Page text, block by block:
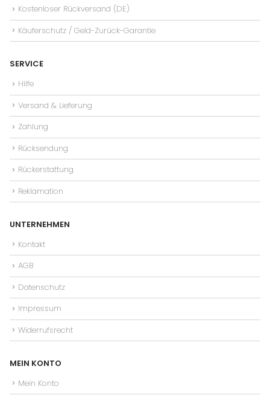
Kostenloser Rückversand (DE)
Käuferschutz / Geld-Zurück-Garantie
SERVICE
Hilfe
Versand & Lieferung
Zahlung
Rücksendung
Rückerstattung
Reklamation
UNTERNEHMEN
Kontakt
AGB
Datenschutz
Impressum
Widerrufsrecht
MEIN KONTO
Mein Konto